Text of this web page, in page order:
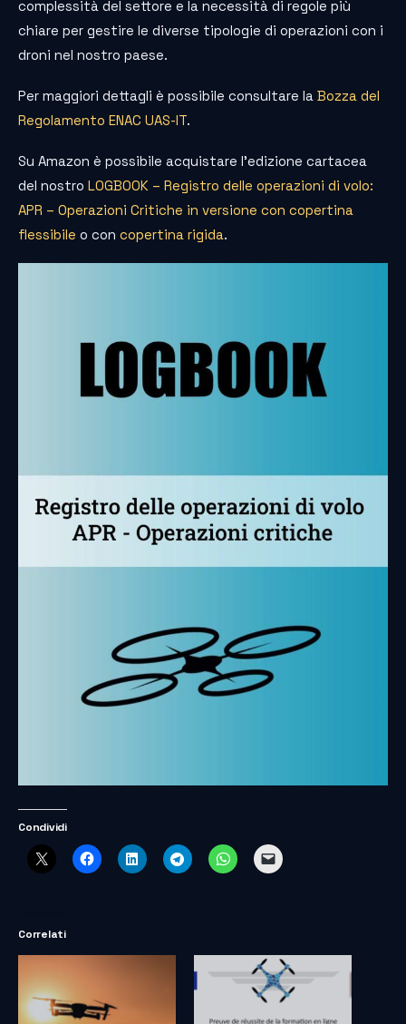
complessità del settore e la necessità di regole più
chiare per gestire le diverse tipologie di operazioni con i
droni nel nostro paese.
Per maggiori dettagli è possibile consultare la Bozza del
Regolamento ENAC UAS-IT.
Su Amazon è possibile acquistare l’edizione cartacea
del nostro LOGBOOK – Registro delle operazioni di volo:
APR – Operazioni Critiche in versione con copertina
flessibile o con copertina rigida.
Condividi
Correlati